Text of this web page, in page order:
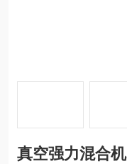
真空强力混合机